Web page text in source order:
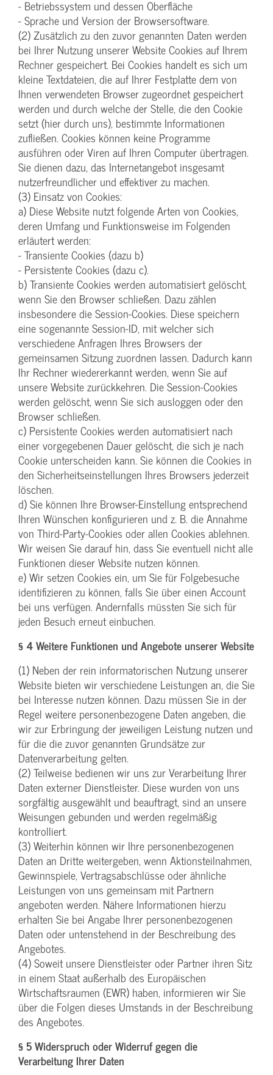
- Betriebssystem und dessen Oberfläche
- Sprache und Version der Browsersoftware.
(2) Zusätzlich zu den zuvor genannten Daten werden
bei Ihrer Nutzung unserer Website Cookies auf Ihrem
Rechner gespeichert. Bei Cookies handelt es sich um
kleine Textdateien, die auf Ihrer Festplatte dem von
Ihnen verwendeten Browser zugeordnet gespeichert
werden und durch welche der Stelle, die den Cookie
setzt (hier durch uns), bestimmte Informationen
zufließen. Cookies können keine Programme
ausführen oder Viren auf Ihren Computer übertragen.
Sie dienen dazu, das Internetangebot insgesamt
nutzerfreundlicher und effektiver zu machen.
(3) Einsatz von Cookies:
a) Diese Website nutzt folgende Arten von Cookies,
deren Umfang und Funktionsweise im Folgenden
erläutert werden:
- Transiente Cookies (dazu b)
- Persistente Cookies (dazu c).
b) Transiente Cookies werden automatisiert gelöscht,
wenn Sie den Browser schließen. Dazu zählen
insbesondere die Session-Cookies. Diese speichern
eine sogenannte Session-ID, mit welcher sich
verschiedene Anfragen Ihres Browsers der
gemeinsamen Sitzung zuordnen lassen. Dadurch kann
Ihr Rechner wiedererkannt werden, wenn Sie auf
unsere Website zurückkehren. Die Session-Cookies
werden gelöscht, wenn Sie sich ausloggen oder den
Browser schließen.
c) Persistente Cookies werden automatisiert nach
einer vorgegebenen Dauer gelöscht, die sich je nach
Cookie unterscheiden kann. Sie können die Cookies in
den Sicherheitseinstellungen Ihres Browsers jederzeit
löschen.
d) Sie können Ihre Browser-Einstellung entsprechend
Ihren Wünschen konfigurieren und z. B. die Annahme
von Third-Party-Cookies oder allen Cookies ablehnen.
Wir weisen Sie darauf hin, dass Sie eventuell nicht alle
Funktionen dieser Website nutzen können.
e) Wir setzen Cookies ein, um Sie für Folgebesuche
identifizieren zu können, falls Sie über einen Account
bei uns verfügen. Andernfalls müssten Sie sich für
jeden Besuch erneut einbuchen.
§ 4 Weitere Funktionen und Angebote unserer Website
(1) Neben der rein informatorischen Nutzung unserer
Website bieten wir verschiedene Leistungen an, die Sie
bei Interesse nutzen können. Dazu müssen Sie in der
Regel weitere personenbezogene Daten angeben, die
wir zur Erbringung der jeweiligen Leistung nutzen und
für die die zuvor genannten Grundsätze zur
Datenverarbeitung gelten.
(2) Teilweise bedienen wir uns zur Verarbeitung Ihrer
Daten externer Dienstleister. Diese wurden von uns
sorgfältig ausgewählt und beauftragt, sind an unsere
Weisungen gebunden und werden regelmäßig
kontrolliert.
(3) Weiterhin können wir Ihre personenbezogenen
Daten an Dritte weitergeben, wenn Aktionsteilnahmen,
Gewinnspiele, Vertragsabschlüsse oder ähnliche
Leistungen von uns gemeinsam mit Partnern
angeboten werden. Nähere Informationen hierzu
erhalten Sie bei Angabe Ihrer personenbezogenen
Daten oder untenstehend in der Beschreibung des
Angebotes.
(4) Soweit unsere Dienstleister oder Partner ihren Sitz
in einem Staat außerhalb des Europäischen
Wirtschaftsraumen (EWR) haben, informieren wir Sie
über die Folgen dieses Umstands in der Beschreibung
des Angebotes.
§ 5 Widerspruch oder Widerruf gegen die
Verarbeitung Ihrer Daten